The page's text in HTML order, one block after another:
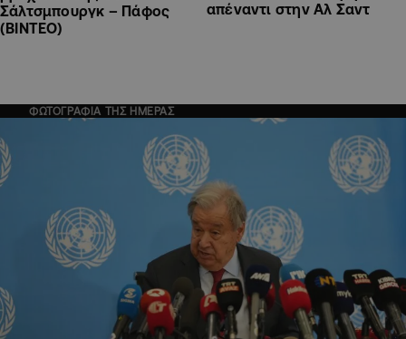
Σάλτσμπουργκ – Πάφος
(ΒΙΝΤΕΟ)
απέναντι στην Αλ Σαντ
ΦΩΤΟΓΡΑΦΙΑ ΤΗΣ ΗΜΕΡΑΣ